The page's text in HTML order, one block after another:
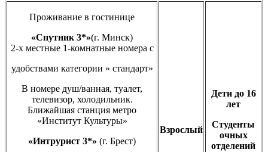
Проживание в гостинице
«Спутник 3*»(г. Минск)
2-х местные 1-комнатные номера с
удобствами категории » стандарт»
В номере душ/ванная, туалет,
телевизор, холодильник.
Ближайшая станция метро
«Институт Культуры»
«Интрурист 3*» (г. Брест)
Взрослый
Дети до 16
лет
Студенты
очных
отделений